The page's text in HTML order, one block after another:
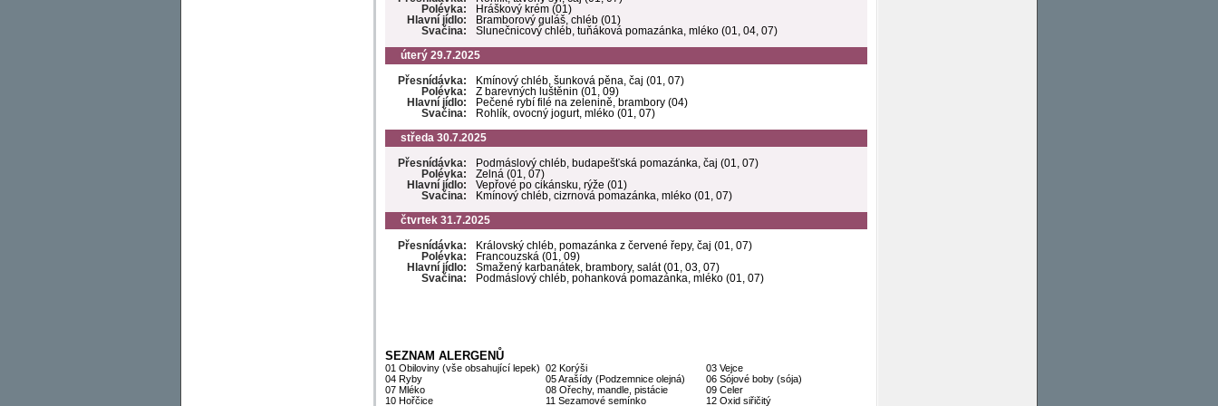
Polévka:
Hráškový krém (01)
Hlavní jídlo:
Bramborový guláš, chléb (01)
Svačina:
Slunečnicový chléb, tuňáková pomazánka, mléko (01, 04, 07)
úterý 29.7.2025
Přesnídávka:
Kmínový chléb, šunková pěna, čaj (01, 07)
Polévka:
Z barevných luštěnin (01, 09)
Hlavní jídlo:
Pečené rybí filé na zelenině, brambory (04)
Svačina:
Rohlík, ovocný jogurt, mléko (01, 07)
středa 30.7.2025
Přesnídávka:
Podmáslový chléb, budapešťská pomazánka, čaj (01, 07)
Polévka:
Zelná (01, 07)
Hlavní jídlo:
Vepřové po cikánsku, rýže (01)
Svačina:
Kmínový chléb, cizrnová pomazánka, mléko (01, 07)
čtvrtek 31.7.2025
Přesnídávka:
Královský chléb, pomazánka z červené řepy, čaj (01, 07)
Polévka:
Francouzská (01, 09)
Hlavní jídlo:
Smažený karbanátek, brambory, salát (01, 03, 07)
Svačina:
Podmáslový chléb, pohanková pomazánka, mléko (01, 07)
SEZNAM ALERGENŮ
01 Obiloviny (vše obsahující lepek) 02 Korýši
03 Vejce
04 Ryby
05 Arašídy (Podzemnice olejná)
06 Sójové boby (sója)
07 Mléko
08 Ořechy, mandle, pistácie
09 Celer
10 Hořčice
11 Sezamové semínko 12 Oxid siřičitý